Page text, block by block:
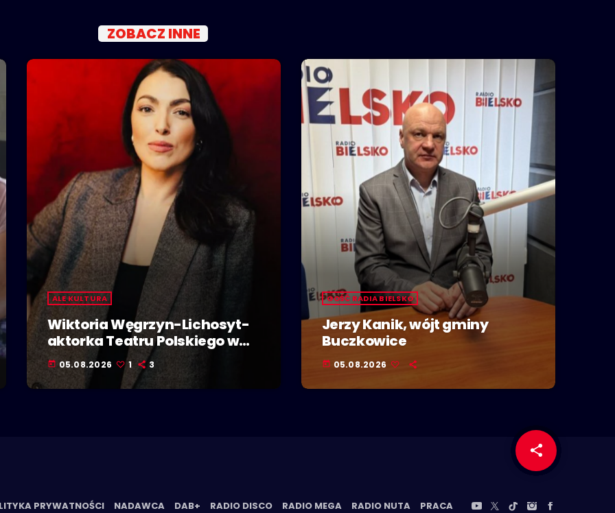
share
email
ZOBACZ INNE
ALE KULTURA
Wiktoria Węgrzyn-Lichosyt-
aktorka Teatru Polskiego w
Bielsku-Białej. Dzieje się w
Polskiej Stolicy Kultury!
today 05.08.2026 1 3
GOŚĆ RADIA BIELSKO
Jerzy Kanik, wójt gminy
Buczkowice
today 05.08.2026
PRYWATNOŚCI NADAWCA DAB+ RADIO DISCO RADIO MEGA RADIO NUTA PRACA